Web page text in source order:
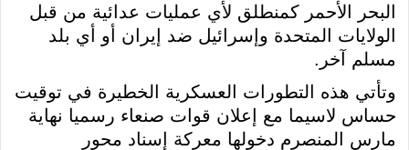
البحر الأحمر كمنطلق لأي عمليات عدائية من قبل
الولايات المتحدة وإسرائيل ضد إيران أو أي بلد
مسلم آخر.
وتأتي هذه التطورات العسكرية الخطيرة في توقيت
حساس لاسيما مع إعلان قوات صنعاء رسميا نهاية
مارس المنصرم دخولها معركة إسناد محور